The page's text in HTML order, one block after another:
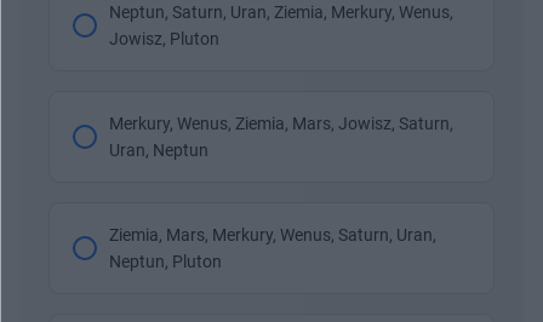
Neptun, Saturn, Uran, Ziemia, Merkury, Wenus,
Jowisz, Pluton
Merkury, Wenus, Ziemia, Mars, Jowisz, Saturn,
Uran, Neptun
Ziemia, Mars, Merkury, Wenus, Saturn, Uran,
Neptun, Pluton